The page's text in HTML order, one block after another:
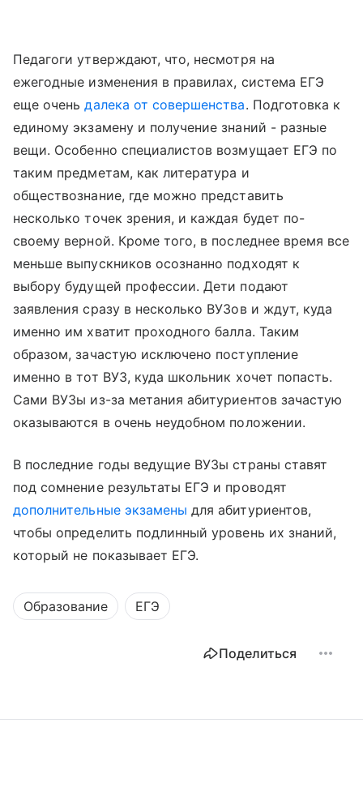
Педагоги утверждают, что, несмотря на
ежегодные изменения в правилах, система ЕГЭ
еще оченьдалека от совершенства. Подготовка к
единому экзамену и получение знаний - разные
вещи. Особенно специалистов возмущает ЕГЭ по
таким предметам, как литература и
обществознание, где можно представить
несколько точек зрения, и каждая будет по-
своему верной. Кроме того, в последнее время все
меньше выпускников осознанно подходят к
выбору будущей профессии. Дети подают
заявления сразу в несколько ВУЗов и ждут, куда
именно им хватит проходного балла. Таким
образом, зачастую исключено поступление
именно в тот ВУЗ, куда школьник хочет попасть.
Сами ВУЗы из-за метания абитуриентов зачастую
оказываются в очень неудобном положении.
В последние годы ведущие ВУЗы страны ставят
под сомнение результаты ЕГЭ и проводят
дополнительные экзамены для абитуриентов,
чтобы определить подлинный уровень их знаний,
который не показывает ЕГЭ.
Образование ЕГЭ
Поделиться